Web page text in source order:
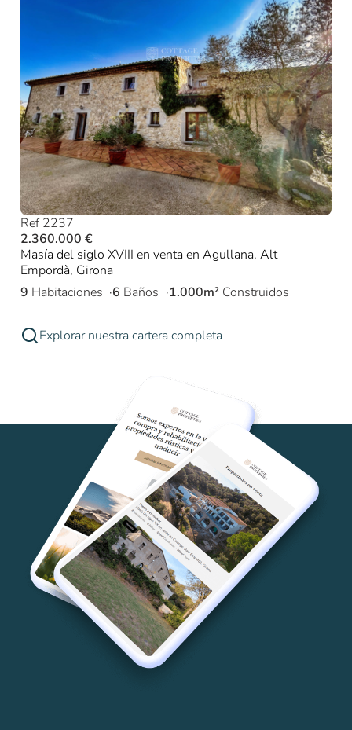
Ref 2237
2.360.000 €
Masía del siglo XVIII en venta en Agullana, Alt
Empordà, Girona
9 Habitaciones 6 Baños 1.000m² Construidos
Explorar nuestra cartera completa